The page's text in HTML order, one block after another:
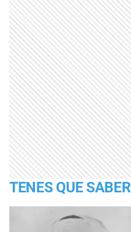
TENES QUE SABER